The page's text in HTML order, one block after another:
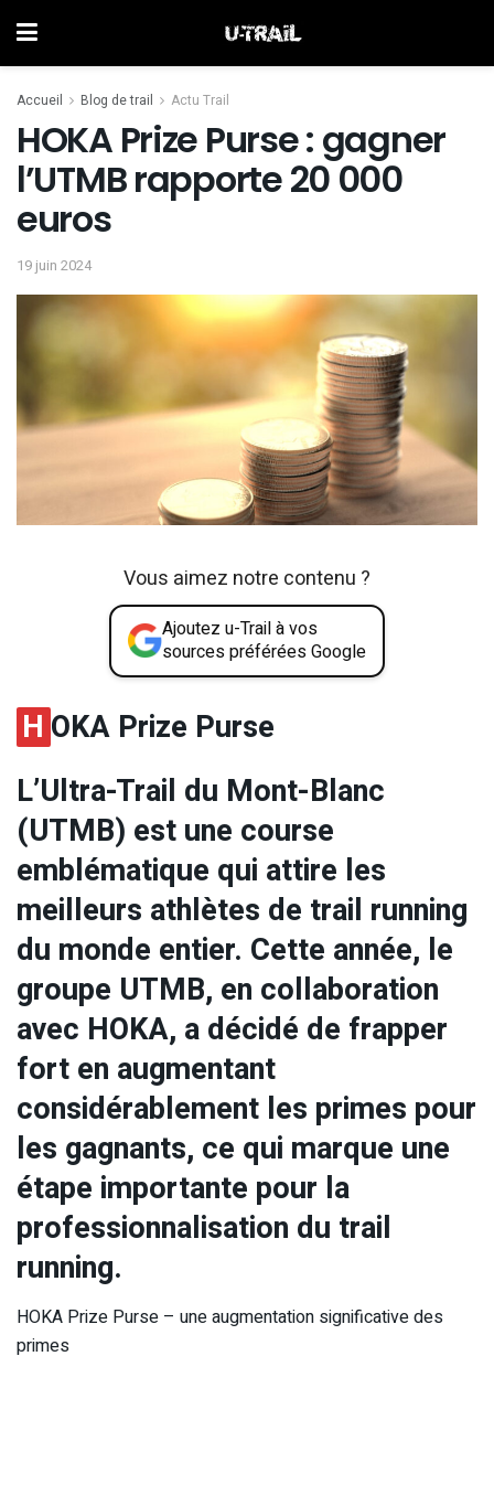
Accueil Blog de trail Actu Trail
HOKA Prize Purse : gagner
l’UTMB rapporte 20 000
euros
19 juin 2024
Vous aimez notre contenu ?
Ajoutez u-Trail à vos
sources préférées Google
H OKA Prize Purse
L’Ultra-Trail du Mont-Blanc
(UTMB) est une course
emblématique qui attire les
meilleurs athlètes de trail running
du monde entier. Cette année, le
groupe UTMB, en collaboration
avec HOKA, a décidé de frapper
fort en augmentant
considérablement les primes pour
les gagnants, ce qui marque une
étape importante pour la
professionnalisation du trail
running.
HOKA Prize Purse – une augmentation significative des
primes